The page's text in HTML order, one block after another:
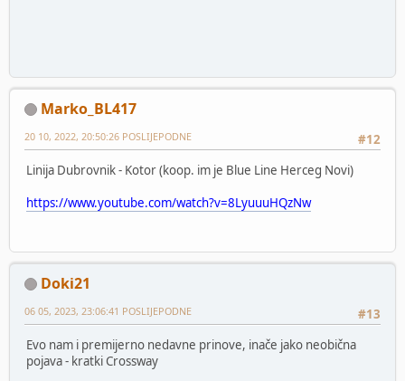
Marko_BL417
#12
20 10, 2022, 20:50:26 POSLIJEPODNE
Linija Dubrovnik - Kotor (koop. im je Blue Line Herceg Novi)
https://www.youtube.com/watch?v=8LyuuuHQzNw
Doki21
#13
06 05, 2023, 23:06:41 POSLIJEPODNE
Evo nam i premijerno nedavne prinove, inače jako neobična
pojava - kratki Crossway